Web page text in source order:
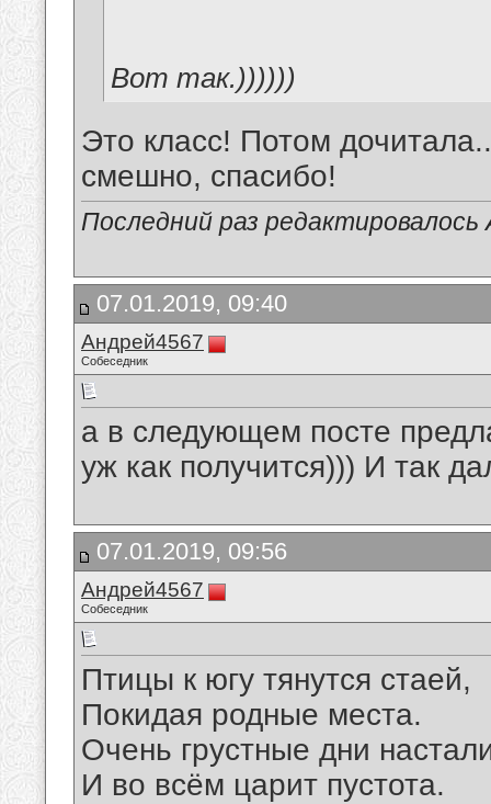
Вот так.))))))
Это класс! Потом
смешно, спасибо!
Последний раз
07.01.2019, 09:40
Андрей4567
Собеседник
а в следующем посте
уж как получится))) И так
07.01.2019, 09:56
Андрей4567
Собеседник
Птицы к югу тянутся стаей,
Покидая родные места.
Очень грустные дни
И во всём царит пустота.